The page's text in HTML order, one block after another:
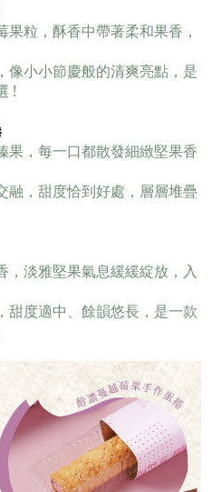
粒，酥香中帶著柔和果香，
像小小節慶般的清爽亮點，是
!
果，每一口都散發細緻堅果香
融，甜度恰到好處，層層堆疊
，淡雅堅果氣息緩緩綻放，入
甜度適中、餘韻悠長，是一款